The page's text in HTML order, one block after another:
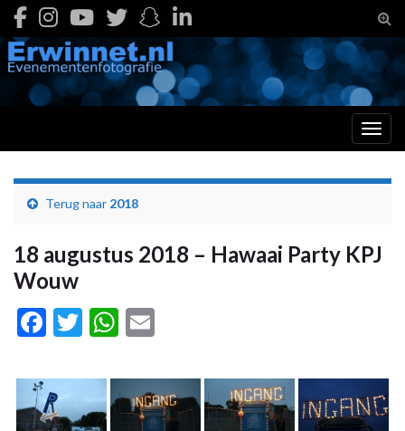
Terug naar 2018
18 augustus 2018 – Hawaai Party KPJ
Wouw
Facebook
TwitterWhatsApp